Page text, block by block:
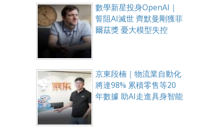
數學新星投身OpenAI｜
誓阻AI滅世 齊默曼剛獲菲
爾茲獎 憂大模型失控
京東段楠｜物流業自動化
將達98% 累積零售等20
年數據 助AI走進具身智能